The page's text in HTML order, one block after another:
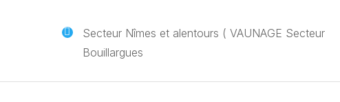
Secteur Nîmes et alentours ( VAUNAGE Secteur
Bouillargues